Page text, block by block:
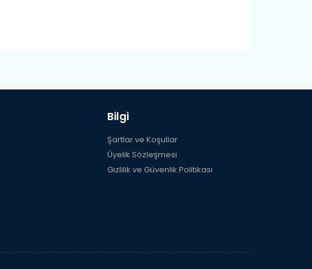
Bilgi
Şartlar ve Koşullar
Üyelik Sözleşmesi
Gizlilik ve Güvenlik Politikası